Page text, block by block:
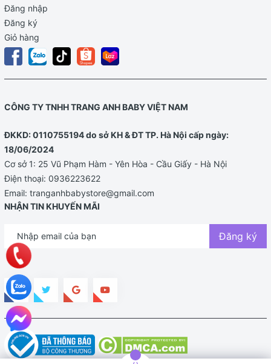
Đăng nhập
Đăng ký
Giỏ hàng
CÔNG TY TNHH TRANG ANH BABY VIỆT NAM
ĐKKD: 0110755194 do sở KH & ĐT TP. Hà Nội cấp ngày:
18/06/2024
Cơ sở 1: 25 Vũ Phạm Hàm - Yên Hòa - Cầu Giấy - Hà Nội
Điện thoại: 0936223622
Email: tranganhbabystore@gmail.com
NHẬN TIN KHUYẾN MÃI
Đăng ký